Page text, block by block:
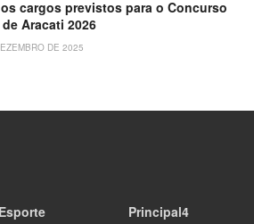
cargos previstos para o Concurso
Aracati 2026
DE 2025
Esporte Principal4